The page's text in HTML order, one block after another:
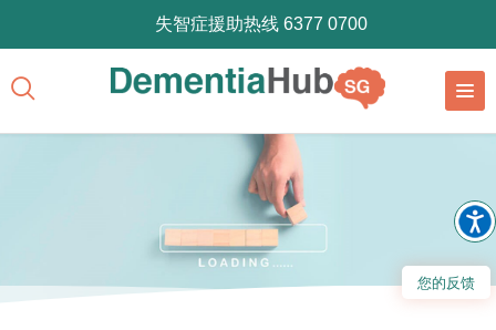
您的反馈
失智症援助热线 6377 0700